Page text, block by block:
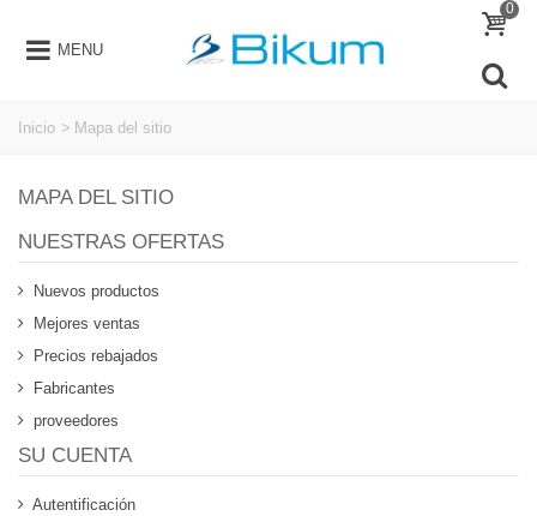
MENU
0
Inicio > Mapa del sitio
MAPA DEL SITIO
NUESTRAS OFERTAS
Nuevos productos
Mejores ventas
Precios rebajados
Fabricantes
proveedores
SU CUENTA
Autentificación